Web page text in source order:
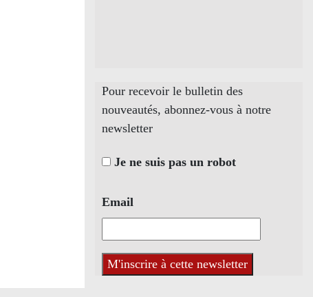
Pour recevoir le bulletin des
nouveautés, abonnez-vous à notre
newsletter
Je ne suis pas un robot
Email